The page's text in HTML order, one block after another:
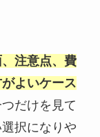
、注意点、費
よいケース
だけを見て
択になりや